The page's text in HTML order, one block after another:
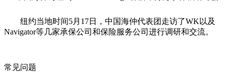
纽约当地时间5月17日，中国海仲代表团走访了WK以及
Navigator等几家承保公司和保险服务公司进行调研和交流。
常见问题